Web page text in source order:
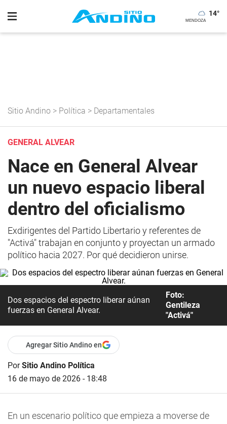
14°
Sitio Andino > Política > Departamentales
GENERAL ALVEAR
Nace en General Alvear
un nuevo espacio liberal
dentro del oficialismo
Exdirigentes del Partido Libertario y referentes de
"Activá" trabajan en conjunto y proyectan un armado
político hacia 2027. Por qué decidieron unirse.
Dos espacios del espectro liberar aúnan
fuerzas en General Alvear.
Foto:
Gentileza
"Activá"
Agregar Sitio Andino en
PorSitio Andino Política
16 de mayo de 2026 - 18:48
En un escenario político que empieza a moverse de